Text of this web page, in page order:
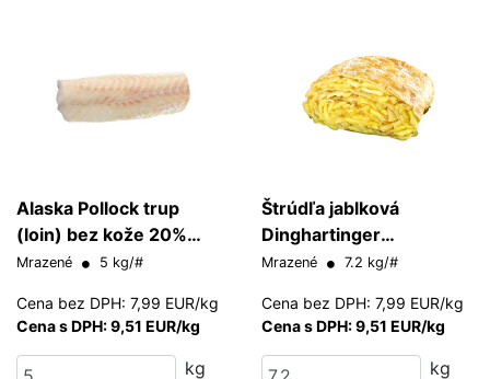
Alaska Pollock trup
(loin) bez kože 20%
glazúra 140-160 g/ks
Mrazené 5 kg/#
Cena bez DPH: 7,99 EUR/kg
Cena s DPH: 9,51 EUR/kg
kg
Štrúdľa jablková
Dinghartinger
(upečená)
Mrazené 7.2 kg/#
Cena bez DPH: 7,99 EUR/kg
Cena s DPH: 9,51 EUR/kg
kg